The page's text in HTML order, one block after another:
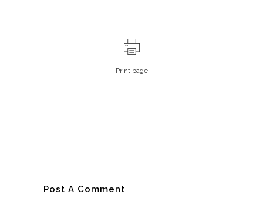
Print page
Post A Comment